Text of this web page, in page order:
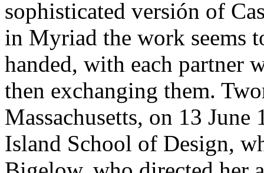
sophisticated versión of
in Myriad the work seems
handed, with each partner
then exchanging them.
Massachusetts, on 13
Island School of Design,